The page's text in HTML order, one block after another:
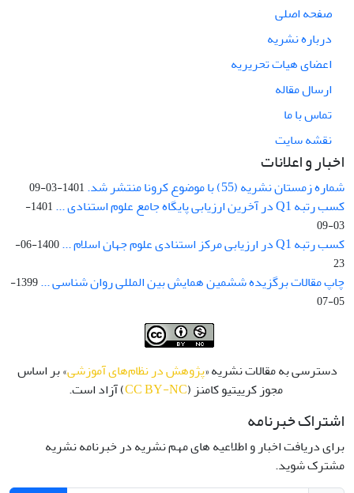
صفحه اصلی
درباره نشریه
اعضای هیات تحریریه
ارسال مقاله
تماس با ما
نقشه سایت
اخبار و اعلانات
شماره زمستان نشریه (55) با موضوع کرونا منتشر شد. 1401-03-09
کسب رتبه Q1 در آخرین ارزیابی پایگاه جامع علوم استنادی ...
1401-
03-09
کسب رتبه Q1 در ارزیابی مرکز استنادی علوم جهان اسلام ...
1400-06-
23
چاپ مقالات برگزیده ششمین همایش بین المللی روان شناسی ...
1399-
05-07
دسترسی به مقالات نشریه «پژوهش در نظام‌های آموزشی» بر اساس
مجوز کرییتیو کامنز (CC BY-NC) آزاد است.
اشتراک خبرنامه
برای دریافت اخبار و اطلاعیه های مهم نشریه در خبرنامه نشریه
مشترک شوید.